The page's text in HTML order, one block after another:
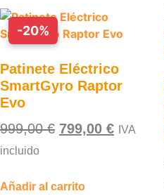
-20%
Patinete Eléctrico
SmartGyro Raptor
Evo
999,00€ 799,00 € IVA
incluido
Añadir al carrito